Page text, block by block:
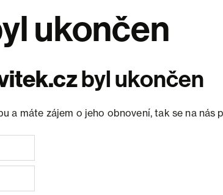
ukončen
byl ukončen
a máte zájem o jeho obnovení, tak se na nás